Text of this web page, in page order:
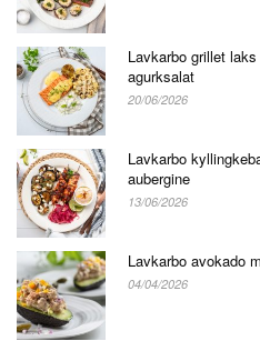
Lavkarbo grillet
agurksalat
20/06/2026
Lavkarbo
aubergine
13/06/2026
Lavkarbo avokado
04/04/2026